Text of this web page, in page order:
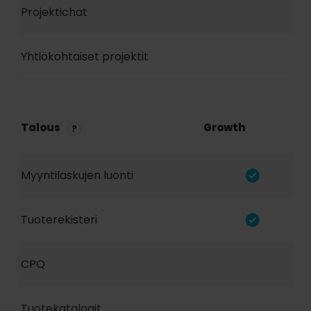
Projektichat
Yhtiökohtaiset projektit
Talous Growth
Myyntilaskujen luonti
Tuoterekisteri
CPQ